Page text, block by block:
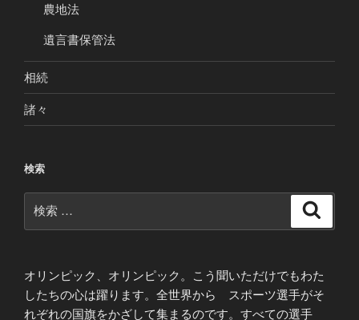
農地法
遺言書保管法
相続
諸々
検索
索:
オリンピック、オリンピック。こう聞いただけでもわた
したちの心は躍ります。全世界から スポーツ選手がそ
れぞれの国旗をかざして集まるのです。すべての選手